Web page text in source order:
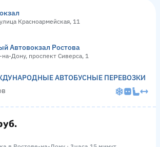
Красноармейская, 11
Автовокзал Ростова
на-Дону, проспект Сиверса, 1
АВТОБУСНЫЕ ПЕРЕВОЗКИ